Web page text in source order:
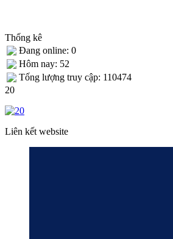
Thống kê
Đang online: 0
Hôm nay: 52
Tống lượng truy cập: 110474
20
Liên kết website